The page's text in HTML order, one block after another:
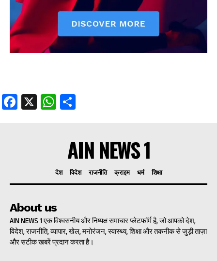
Facebook
X WhatsApp
AIN NEWS 1
देश विदेश राजनीति क्राइम धर्म शिक्षा
About us
AIN NEWS 1 एक विश्वसनीय और निष्पक्ष समाचार प्लेटफॉर्म है, जो आपको देश,
विदेश, राजनीति, व्यापार, खेल, मनोरंजन, स्वास्थ्य, शिक्षा और तकनीक से जुड़ी ताज़ा
और सटीक खबरें प्रदान करता है।